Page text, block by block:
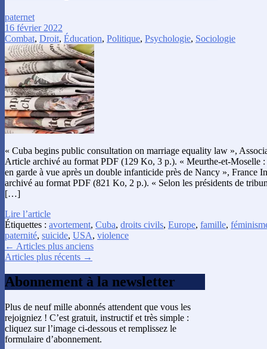
paternet
16 février 2022
Combat, Droit, Éducation, Politique, Psychologie, Sociologie
« Cuba begins public consultation on marriage equality law »,
Article archivé au format PDF (129 Ko, 3 p.). « Meurthe-et-Moselle :
en garde à vue après un double infanticide près de Nancy », France
archivé au format PDF (821 Ko, 2 p.). « Selon les présidents de
[…]
Lire l’article
Étiquettes : avortement, Cuba, droits civils, Europe, famille,
paternité, suicide, USA, violence
← Articles plus anciens
Articles plus récents →
Abonnement à la newsletter
Plus de neuf mille abonnés attendent que vous les
rejoigniez ! C’est gratuit, instructif et très simple :
cliquez sur l’image ci-dessous et remplissez le
formulaire d’abonnement.